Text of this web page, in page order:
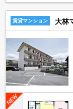
賃貸マンション 大林